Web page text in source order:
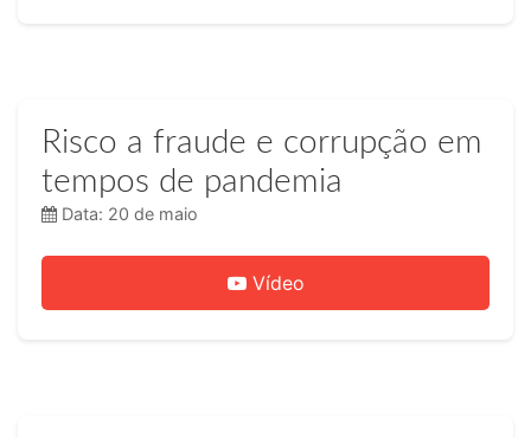
Risco a fraude e corrupção em
tempos de pandemia
Data: 20 de maio
Vídeo